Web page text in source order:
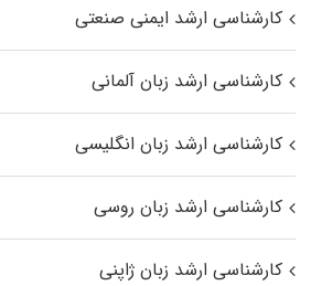
کارشناسی ارشد ایمنی صنعتی
کارشناسی ارشد زبان آلمانی
کارشناسی ارشد زبان انگلیسی
کارشناسی ارشد زبان روسی
کارشناسی ارشد زبان ژاپنی